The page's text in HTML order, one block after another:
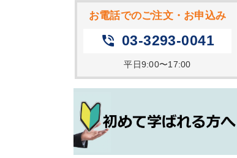
お電話でのご注文・お申込み
phone_in_talk 03-3293-0041
平日9:00〜17:00